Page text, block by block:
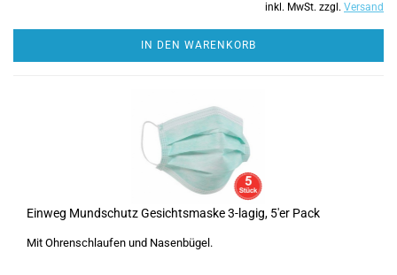
inkl. MwSt. zzgl. Versand
IN DEN WARENKORB
Einweg Mundschutz Gesichtsmaske 3-lagig, 5'er Pack
Mit Ohrenschlaufen und Nasenbügel.